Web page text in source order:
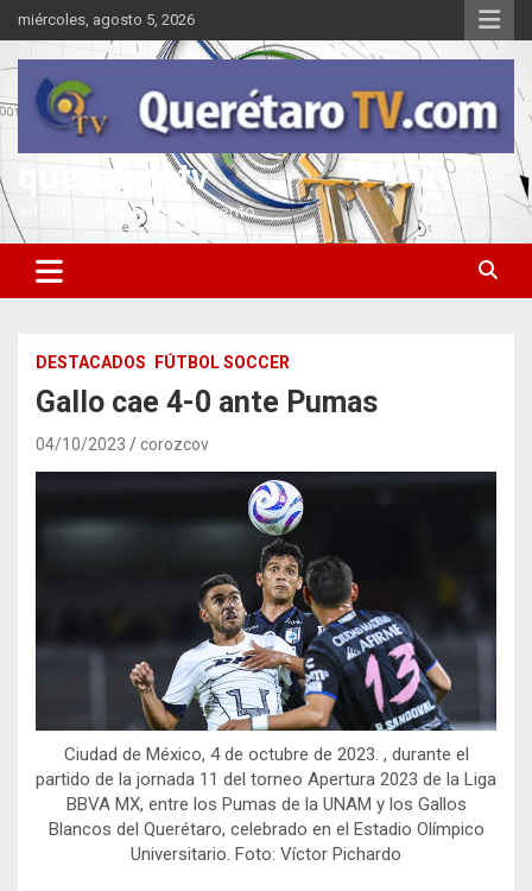
Saltar
al
contenido
miércoles, agosto 5, 2026
queretarotv
Información y entretenimiento
DESTACADOS FÚTBOL SOCCER
Gallo cae 4-0 ante Pumas
04/10/2023 corozcov
Ciudad de México, 4 de octubre de 2023. , durante el
partido de la jornada 11 del torneo Apertura 2023 de la Liga
BBVA MX, entre los Pumas de la UNAM y los Gallos
Blancos del Querétaro, celebrado en el Estadio Olímpico
Universitario. Foto: Víctor Pichardo